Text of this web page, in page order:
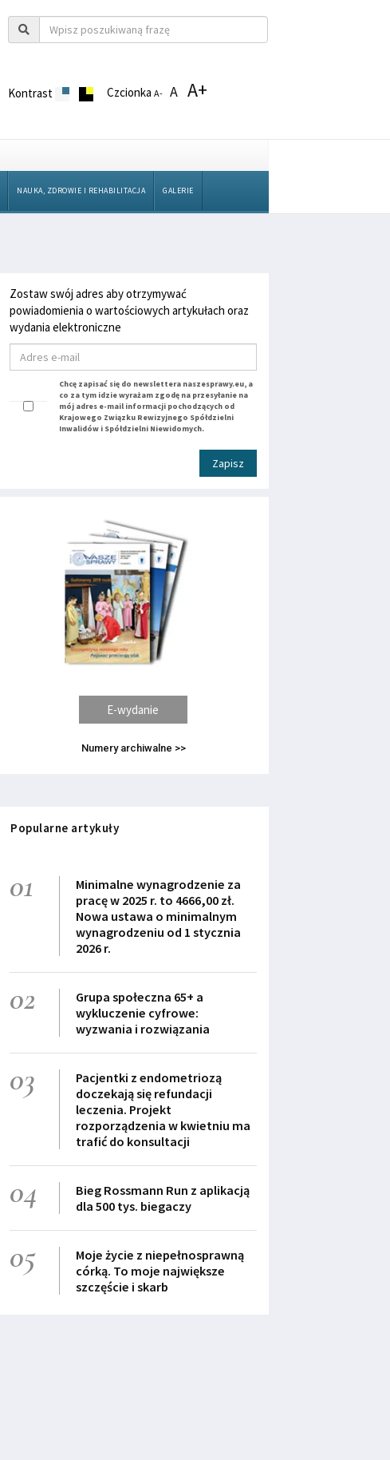
Kontrast CzcionkaA- A A+
NAUKA, ZDROWIE I REHABILITACJA GALERIE
Zostaw swój adres aby otrzymywać
powiadomienia o wartościowych artykułach oraz
wydania elektroniczne
Chcę zapisać się do newslettera naszesprawy.eu, a
co za tym idzie wyrażam zgodę na przesyłanie na
mój adres e-mail informacji pochodzących od
Krajowego Związku Rewizyjnego Spółdzielni
Inwalidów i Spółdzielni Niewidomych.
Zapisz
E-wydanie
Numery archiwalne >>
Popularne artykuły
01
Minimalne wynagrodzenie za
pracę w 2025 r. to 4666,00 zł.
Nowa ustawa o minimalnym
wynagrodzeniu od 1 stycznia
2026 r.
02
Grupa społeczna 65+ a
wykluczenie cyfrowe:
wyzwania i rozwiązania
03
Pacjentki z endometriozą
doczekają się refundacji
leczenia. Projekt
rozporządzenia w kwietniu ma
trafić do konsultacji
04
Bieg Rossmann Run z aplikacją
dla 500 tys. biegaczy
05
Moje życie z niepełnosprawną
córką. To moje największe
szczęście i skarb